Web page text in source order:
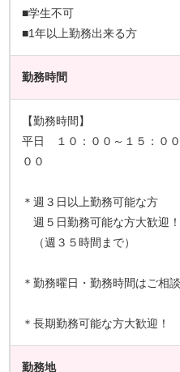
■学生不可
■1年以上勤務出来る方
勤務時間
【勤務時間】
平日 １０：００～１５：０
００
＊週３日以上勤務可能な方
週５日勤務可能な方大歓迎！
（週３５時間まで）
＊勤務曜日・勤務時間はご相
＊長期勤務可能な方大歓迎！
勤務地